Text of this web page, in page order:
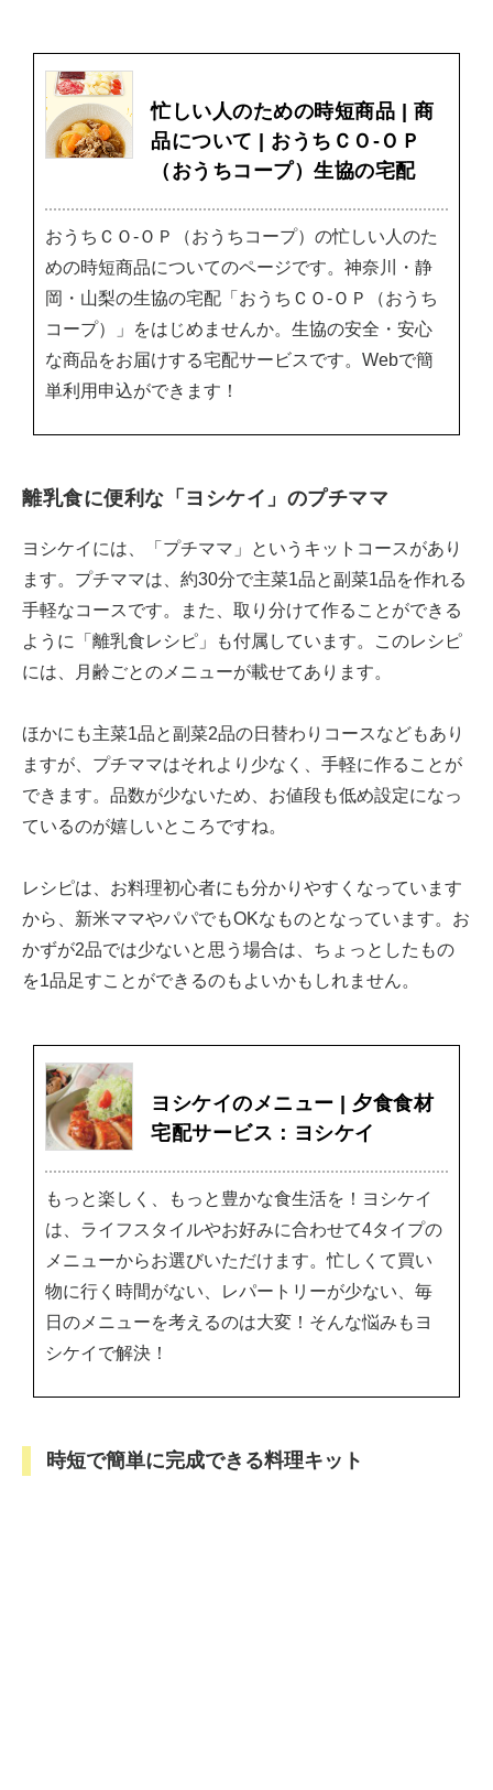
忙しい人のための時短商品 | 商
品について | おうちＣＯ-ＯＰ
（おうちコープ）生協の宅配
おうちＣＯ-ＯＰ（おうちコープ）の忙しい人のた
めの時短商品についてのページです。神奈川・静
岡・山梨の生協の宅配「おうちＣＯ-ＯＰ（おうち
コープ）」をはじめませんか。生協の安全・安心
な商品をお届けする宅配サービスです。Webで簡
単利用申込ができます！
離乳食に便利な「ヨシケイ」のプチママ
ヨシケイには、「プチママ」というキットコースがあり
ます。プチママは、約30分で主菜1品と副菜1品を作れる
手軽なコースです。また、取り分けて作ることができる
ように「離乳食レシピ」も付属しています。このレシピ
には、月齢ごとのメニューが載せてあります。
ほかにも主菜1品と副菜2品の日替わりコースなどもあり
ますが、プチママはそれより少なく、手軽に作ることが
できます。品数が少ないため、お値段も低め設定になっ
ているのが嬉しいところですね。
レシピは、お料理初心者にも分かりやすくなっています
から、新米ママやパパでもOKなものとなっています。お
かずが2品では少ないと思う場合は、ちょっとしたもの
を1品足すことができるのもよいかもしれません。
ヨシケイのメニュー | 夕食食材
宅配サービス：ヨシケイ
もっと楽しく、もっと豊かな食生活を！ヨシケイ
は、ライフスタイルやお好みに合わせて4タイプの
メニューからお選びいただけます。忙しくて買い
物に行く時間がない、レパートリーが少ない、毎
日のメニューを考えるのは大変！そんな悩みもヨ
シケイで解決！
時短で簡単に完成できる料理キット